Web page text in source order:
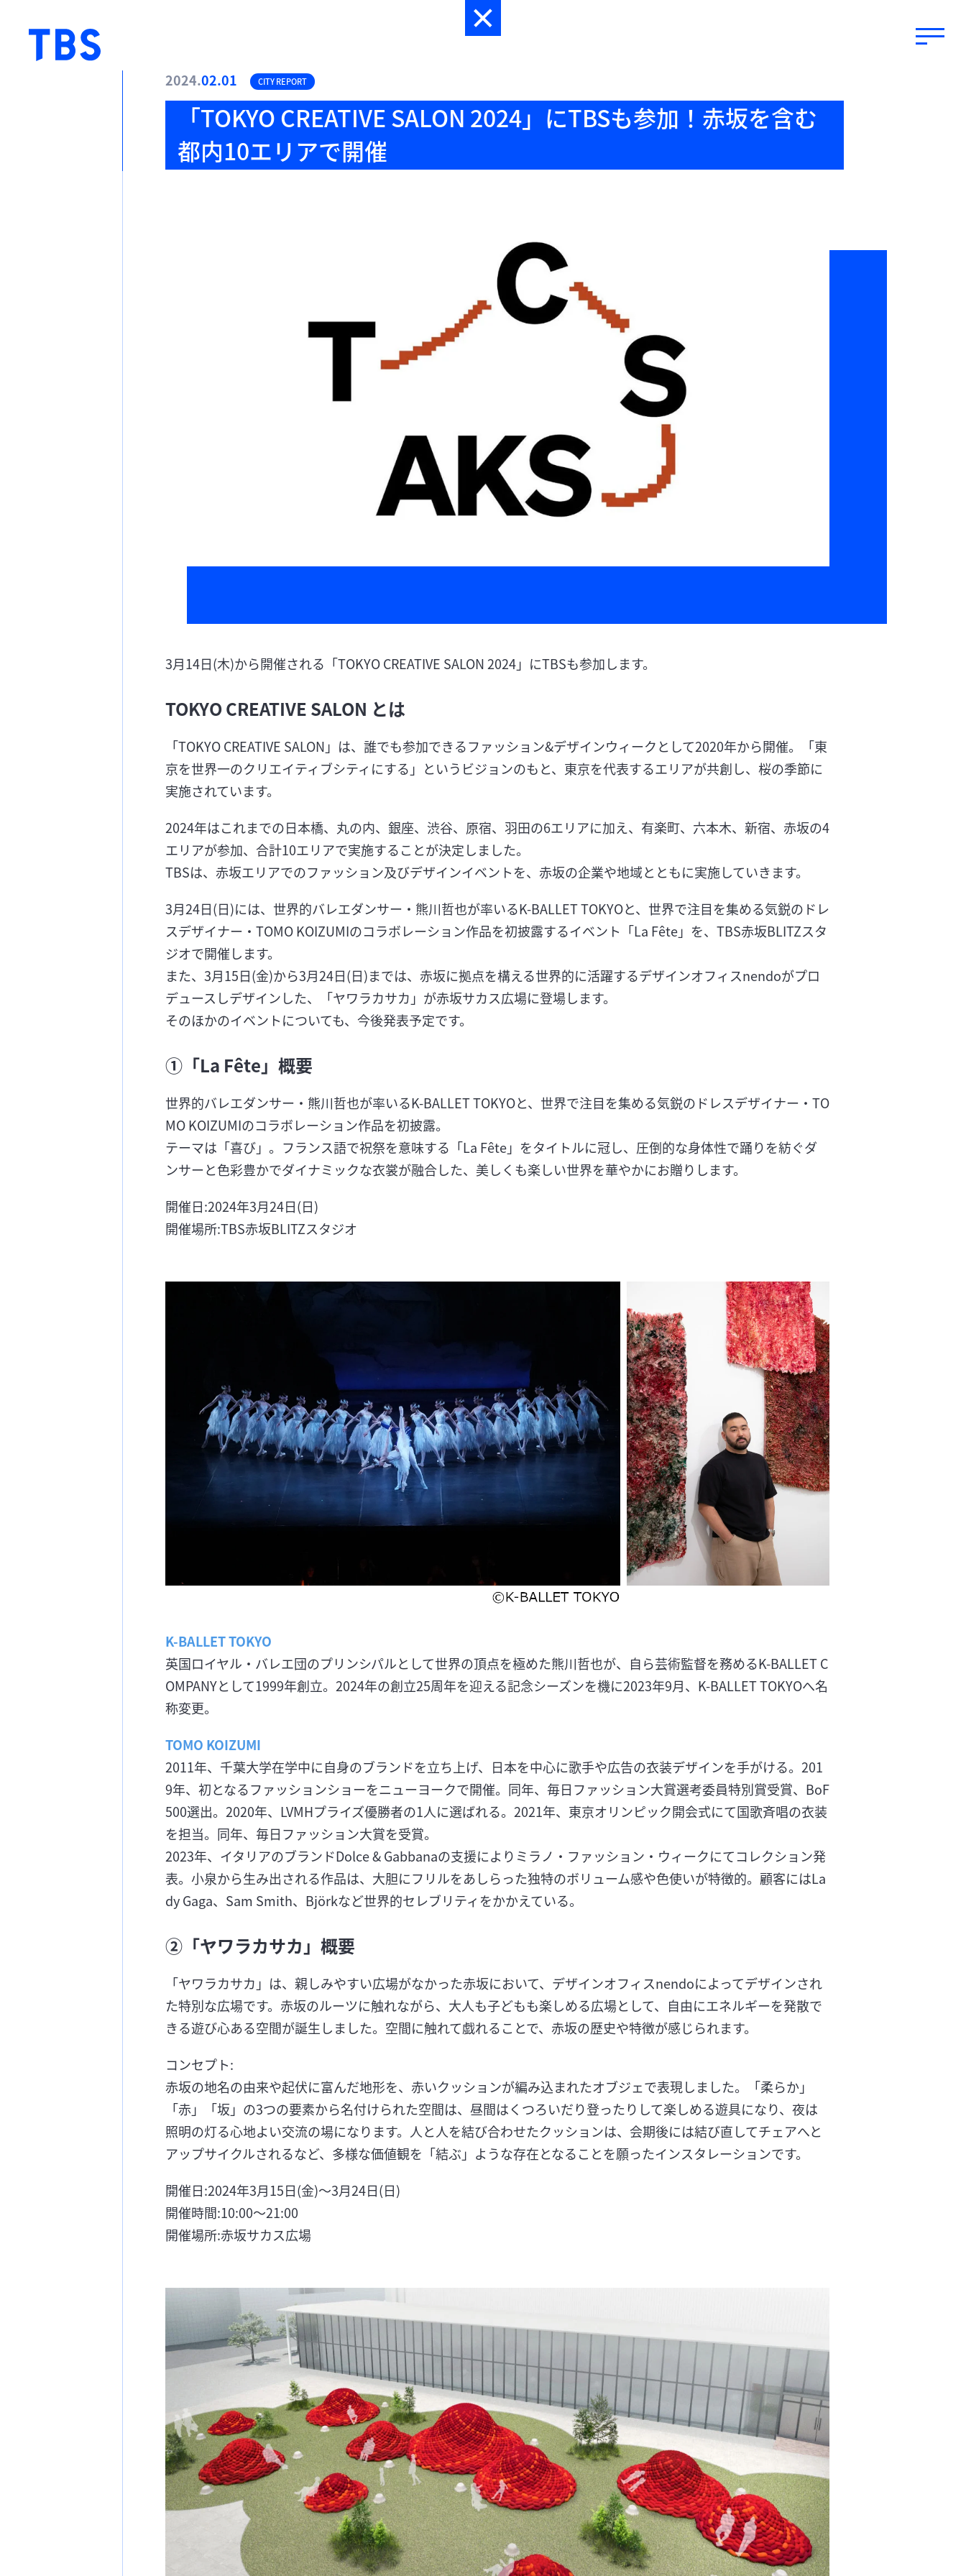
2024.02.01 CITY REPORT
「TOKYO CREATIVE SALON 2024」にTBSも参加！赤坂を含む
都内10エリアで開催
3月14日(木)から開催される「TOKYO CREATIVE SALON 2024」にTBSも参加します。
TOKYO CREATIVE SALON とは
「TOKYO CREATIVE SALON」は、誰でも参加できるファッション&デザインウィークとして2020年から開催。「東
京を世界一のクリエイティブシティにする」というビジョンのもと、東京を代表するエリアが共創し、桜の季節に
実施されています。
2024年はこれまでの日本橋、丸の内、銀座、渋谷、原宿、羽田の6エリアに加え、有楽町、六本木、新宿、赤坂の4
エリアが参加、合計10エリアで実施することが決定しました。
TBSは、赤坂エリアでのファッション及びデザインイベントを、赤坂の企業や地域とともに実施していきます。
3月24日(日)には、世界的バレエダンサー・熊川哲也が率いるK-BALLET TOKYOと、世界で注目を集める気鋭のドレ
スデザイナー・TOMO KOIZUMIのコラボレーション作品を初披露するイベント「La Fête」を、TBS赤坂BLITZスタ
ジオで開催します。
また、3月15日(金)から3月24日(日)までは、赤坂に拠点を構える世界的に活躍するデザインオフィスnendoがプロ
デュースしデザインした、「ヤワラカサカ」が赤坂サカス広場に登場します。
そのほかのイベントについても、今後発表予定です。
①「La Fête」概要
世界的バレエダンサー・熊川哲也が率いるK-BALLET TOKYOと、世界で注目を集める気鋭のドレスデザイナー・TO
MO KOIZUMIのコラボレーション作品を初披露。
テーマは「喜び」。フランス語で祝祭を意味する「La Fête」をタイトルに冠し、圧倒的な身体性で踊りを紡ぐダ
ンサーと色彩豊かでダイナミックな衣裳が融合した、美しくも楽しい世界を華やかにお贈りします。
開催日:2024年3月24日(日)
開催場所:TBS赤坂BLITZスタジオ
K-BALLET TOKYO
英国ロイヤル・バレエ団のプリンシパルとして世界の頂点を極めた熊川哲也が、自ら芸術監督を務めるK-BALLET C
OMPANYとして1999年創立。2024年の創立25周年を迎える記念シーズンを機に2023年9月、K-BALLET TOKYOへ名
称変更。
TOMO KOIZUMI
2011年、千葉大学在学中に自身のブランドを立ち上げ、日本を中心に歌手や広告の衣装デザインを手がける。201
9年、初となるファッションショーをニューヨークで開催。同年、毎日ファッション大賞選考委員特別賞受賞、BoF
500選出。2020年、LVMHプライズ優勝者の1人に選ばれる。2021年、東京オリンピック開会式にて国歌斉唱の衣装
を担当。同年、毎日ファッション大賞を受賞。
2023年、イタリアのブランドDolce & Gabbanaの支援によりミラノ・ファッション・ウィークにてコレクション発
表。小泉から生み出される作品は、大胆にフリルをあしらった独特のボリューム感や色使いが特徴的。顧客にはLa
dy Gaga、Sam Smith、Björkなど世界的セレブリティをかかえている。
②「ヤワラカサカ」概要
「ヤワラカサカ」は、親しみやすい広場がなかった赤坂において、デザインオフィスnendoによってデザインされ
た特別な広場です。赤坂のルーツに触れながら、大人も子どもも楽しめる広場として、自由にエネルギーを発散で
きる遊び心ある空間が誕生しました。空間に触れて戯れることで、赤坂の歴史や特徴が感じられます。
コンセプト:
赤坂の地名の由来や起伏に富んだ地形を、赤いクッションが編み込まれたオブジェで表現しました。「柔らか」
「赤」「坂」の3つの要素から名付けられた空間は、昼間はくつろいだり登ったりして楽しめる遊具になり、夜は
照明の灯る心地よい交流の場になります。人と人を結び合わせたクッションは、会期後には結び直してチェアへと
アップサイクルされるなど、多様な価値観を「結ぶ」ような存在となることを願ったインスタレーションです。
開催日:2024年3月15日(金)～3月24日(日)
開催時間:10:00～21:00
開催場所:赤坂サカス広場